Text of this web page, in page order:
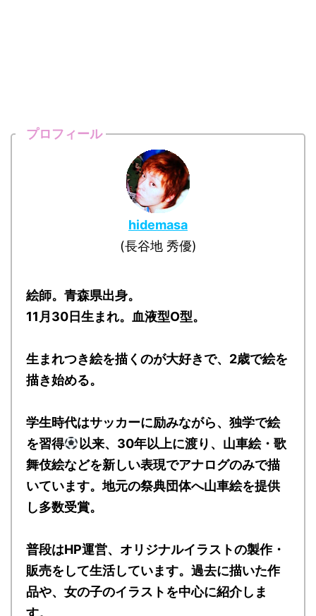
プロフィール
hidemasa
(長谷地 秀優)
絵師。青森県出身。
11月30日生まれ。血液型O型。
生まれつき絵を描くのが大好きで、2歳で絵を
描き始める。
学生時代はサッカーに励みながら、独学で絵
を習得
以来、30年以上に渡り、山車絵・歌
舞伎絵などを新しい表現でアナログのみで描
いています。地元の祭典団体へ山車絵を提供
し多数受賞。
普段はHP運営、オリジナルイラストの製作・
販売をして生活しています。過去に描いた作
品や、女の子のイラストを中心に紹介しま
す。